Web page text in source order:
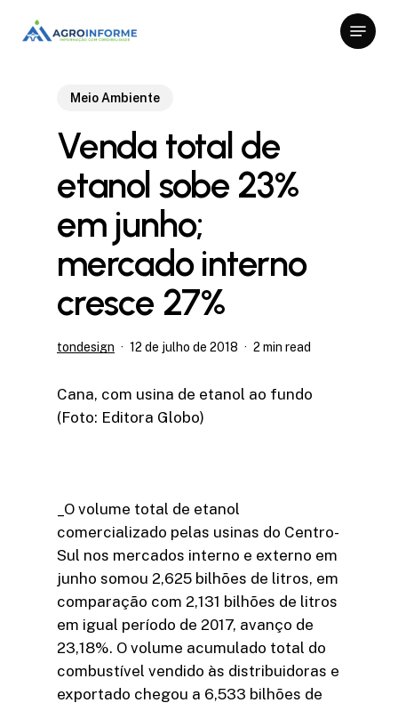
Menu
Meio Ambiente
Venda total de
etanol sobe 23%
em junho;
mercado interno
cresce 27%
tondesign 12 de julho de 2018 2 min read
Cana, com usina de etanol ao fundo
(Foto: Editora Globo)
_O volume total de etanol
comercializado pelas usinas do Centro-
Sul nos mercados interno e externo em
junho somou 2,625 bilhões de litros, em
comparação com 2,131 bilhões de litros
em igual período de 2017, avanço de
23,18%. O volume acumulado total do
combustível vendido às distribuidoras e
exportado chegou a 6,533 bilhões de